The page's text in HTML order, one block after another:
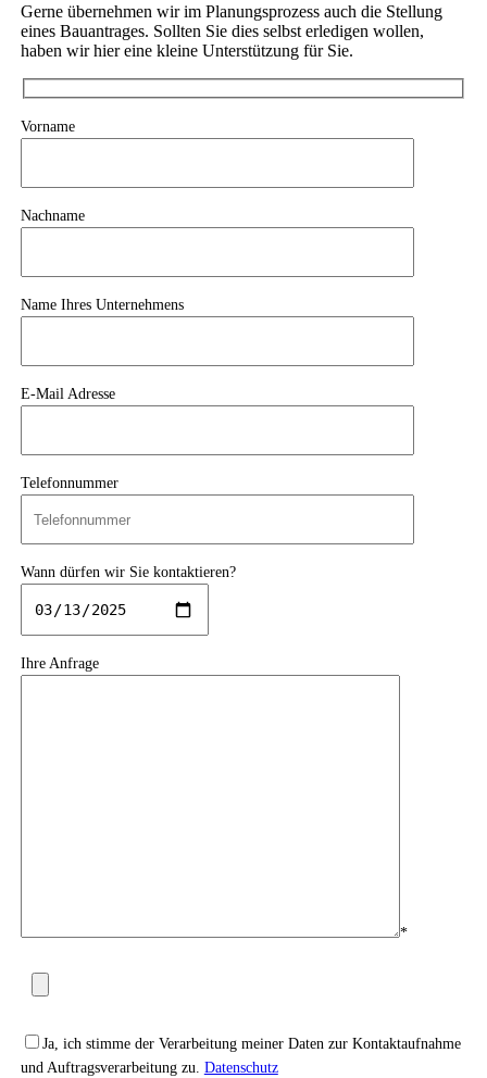
Gerne übernehmen wir im Planungsprozess auch die Stellung
eines Bauantrages. Sollten Sie dies selbst erledigen wollen,
haben wir hier eine kleine Unterstützung für Sie.
Vorname
Nachname
Name Ihres Unternehmens
E-Mail Adresse
Telefonnummer
Wann dürfen wir Sie kontaktieren?
Ihre Anfrage
*
Ja, ich stimme der Verarbeitung meiner Daten zur Kontaktaufnahme
und Auftragsverarbeitung zu. Datenschutz